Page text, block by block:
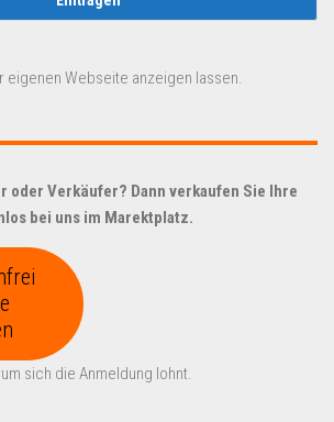
eigenen Webseite anzeigen lassen.
oder Verkäufer? Dann verkaufen Sie Ihre
bei uns im Marektplatz.
sich die Anmeldung lohnt.